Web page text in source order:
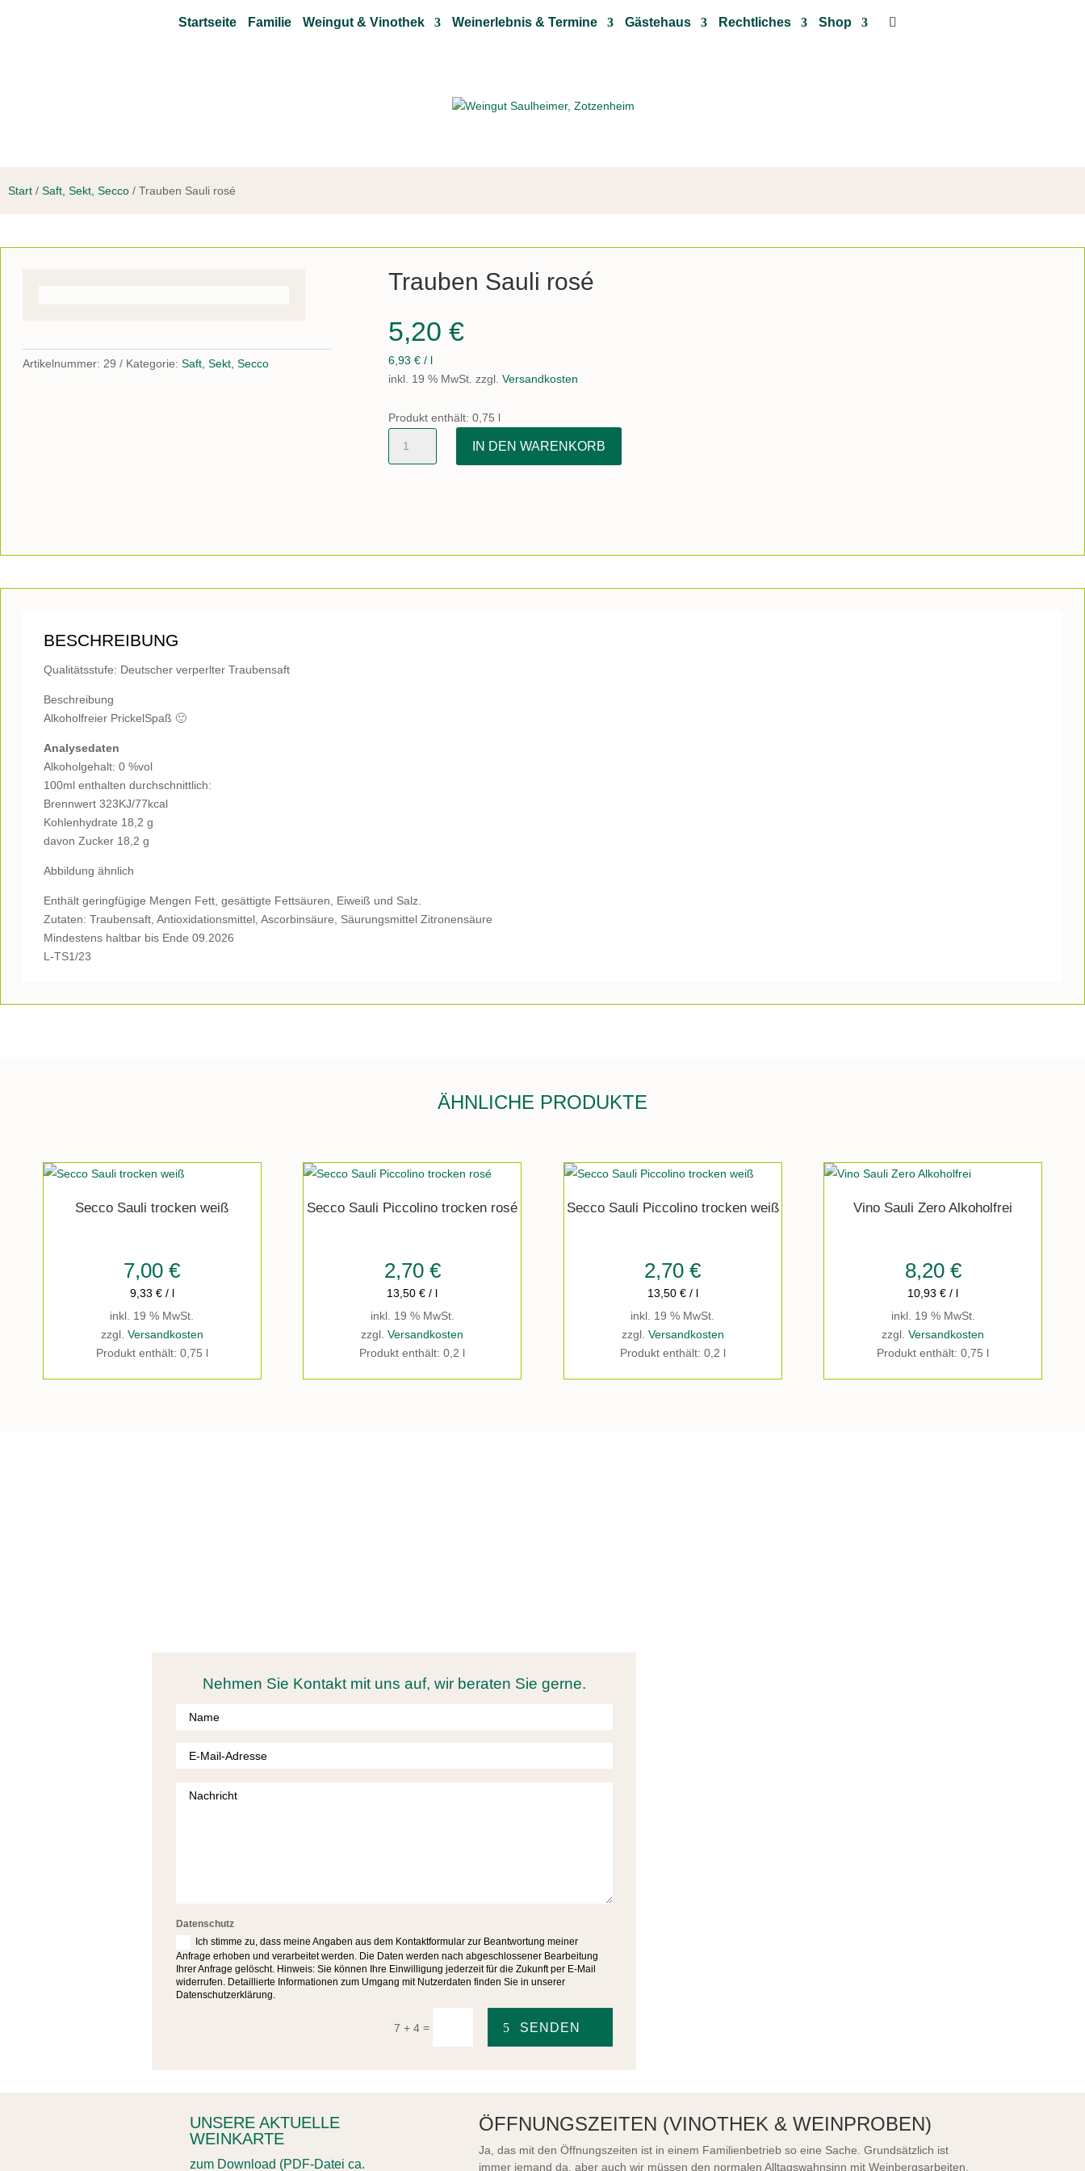
Startseite Familie Weingut & Vinothek Weinerlebnis & Termine Gästehaus Rechtliches Shop
Start / Saft, Sekt, Secco / Trauben Sauli rosé
Artikelnummer: 29 Kategorie: Saft, Sekt, Secco
Trauben Sauli rosé
5,20 €
6,93 €/ l
inkl. 19 % MwSt. zzgl. Versandkosten
Produkt enthält: 0,75 l
IN DEN WARENKORB
BESCHREIBUNG
Qualitätsstufe: Deutscher verperlter Traubensaft
Beschreibung
Alkoholfreier PrickelSpaß 🙂
Analysedaten
Alkoholgehalt: 0 %vol
100ml enthalten durchschnittlich:
Brennwert 323KJ/77kcal
Kohlenhydrate 18,2 g
davon Zucker 18,2 g
Abbildung ähnlich
Enthält geringfügige Mengen Fett, gesättigte Fettsäuren, Eiweiß und Salz.
Zutaten: Traubensaft, Antioxidationsmittel, Ascorbinsäure, Säurungsmittel Zitronensäure
Mindestens haltbar bis Ende 09.2026
L-TS1/23
ÄHNLICHE PRODUKTE
Secco Sauli trocken weiß
7,00€
9,33 €/ l
inkl. 19 % MwSt.
zzgl. Versandkosten
Produkt enthält: 0,75 l
Secco Sauli Piccolino trocken rosé
2,70 €
13,50€ / l
inkl. 19 % MwSt.
zzgl.Versandkosten
Produkt enthält: 0,2 l
Secco Sauli Piccolino trocken weiß
2,70€
13,50 €/ l
inkl. 19 % MwSt.
zzgl. Versandkosten
Produkt enthält: 0,2 l
Vino Sauli Zero Alkoholfrei
8,20 €
10,93€ / l
inkl. 19 % MwSt.
zzgl.Versandkosten
Produkt enthält: 0,75 l
Nehmen Sie Kontakt mit uns auf, wir beraten Sie gerne.
Datenschutz
Ich stimme zu, dass meine Angaben aus dem Kontaktformular zur Beantwortung meiner
Anfrage erhoben und verarbeitet werden. Die Daten werden nach abgeschlossener Bearbeitung
Ihrer Anfrage gelöscht. Hinweis: Sie können Ihre Einwilligung jederzeit für die Zukunft per E-Mail
widerrufen. Detaillierte Informationen zum Umgang mit Nutzerdaten finden Sie in unserer
Datenschutzerklärung.
7 + 4 = SENDEN
UNSERE AKTUELLE
WEINKARTE
zum Download (PDF-Datei ca.
ÖFFNUNGSZEITEN (VINOTHEK & WEINPROBEN)
Ja, das mit den Öffnungszeiten ist in einem Familienbetrieb so eine Sache. Grundsätzlich ist
immer jemand da, aber auch wir müssen den normalen Alltagswahnsinn mit Weinbergsarbeiten,